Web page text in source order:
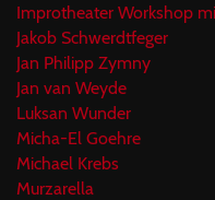
Improtheater Workshop
Jakob Schwerdtfeger
Jan Philipp Zymny
Jan van Weyde
Luksan Wunder
Micha-El Goehre
Michael Krebs
Murzarella